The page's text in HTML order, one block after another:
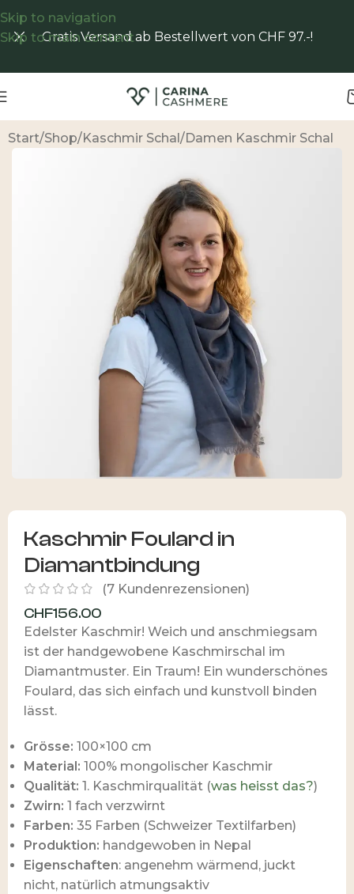
Skip to navigation
Skip to main content
Gratis Versand ab Bestellwert von CHF 97.-!
Start/Shop/Kaschmir Schal/Damen Kaschmir Schal
Kaschmir Foulard in
Diamantbindung
(7 Kundenrezensionen)
CHF156.00
Edelster Kaschmir! Weich und anschmiegsam
ist der handgewobene Kaschmirschal im
Diamantmuster. Ein Traum! Ein wunderschönes
Foulard, das sich einfach und kunstvoll binden
lässt.
Grösse: 100×100 cm
Material: 100% mongolischer Kaschmir
Qualität: 1. Kaschmirqualität (was heisst das?)
Zwirn: 1 fach verzwirnt
Farben: 35 Farben (Schweizer Textilfarben)
Produktion: handgewoben in Nepal
Eigenschaften: angenehm wärmend, juckt
nicht, natürlich atmungsaktiv